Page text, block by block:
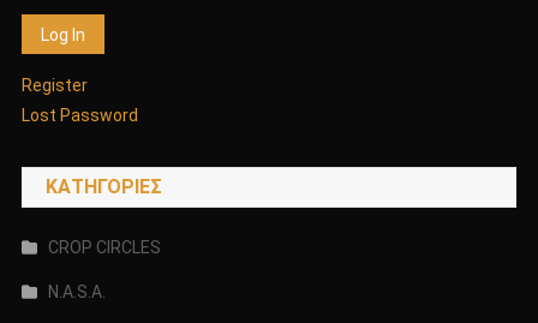
Register
Lost Password
KΑΤΗΓΟΡΊΕΣ
CROP CIRCLES
N.A.S.A.